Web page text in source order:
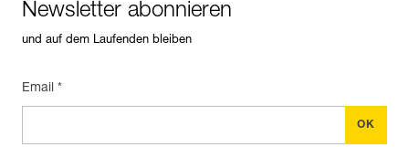
Newsletter abonnieren
und auf dem Laufenden bleiben
Email *